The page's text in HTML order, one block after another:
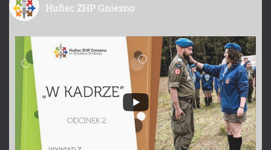
Hufiec ZHP Gniezno